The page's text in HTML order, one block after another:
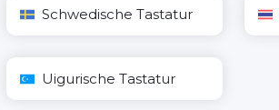
Schwedische Tastatur
Uigurische Tastatur